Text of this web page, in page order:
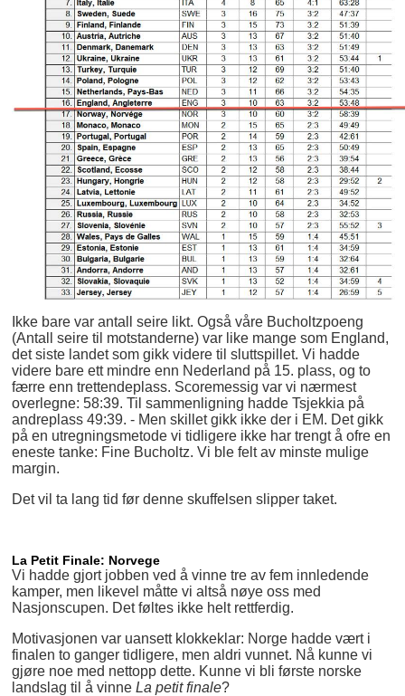
Ikke bare var antall seire likt. Også våre Bucholtzpoeng
(Antall seire til motstanderne) var like mange som England,
det siste landet som gikk videre til sluttspillet. Vi hadde
videre bare ett mindre enn Nederland på 15. plass, og to
færre enn trettendeplass. Scoremessig var vi nærmest
overlegne: 58:39. Til sammenligning hadde Tsjekkia på
andreplass 49:39. - Men skillet gikk ikke der i EM. Det gikk
på en utregningsmetode vi tidligere ikke har trengt å ofre en
eneste tanke: Fine Bucholtz. Vi ble felt av minste mulige
margin.
Det vil ta lang tid før denne skuffelsen slipper taket.
La Petit Finale: Norvege
Vi hadde gjort jobben ved å vinne tre av fem innledende
kamper, men likevel måtte vi altså nøye oss med
Nasjonscupen. Det føltes ikke helt rettferdig.
Motivasjonen var uansett klokkeklar: Norge hadde vært i
finalen to ganger tidligere, men aldri vunnet. Nå kunne vi
gjøre noe med nettopp dette. Kunne vi bli første norske
landslag til å vinneLa petit finale?